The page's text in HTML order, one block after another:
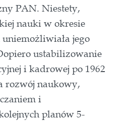
PAN. Niestety,
nauki w okresie
uniemożliwiała jego
ustabilizowanie
i kadrowej po 1962
rozwój naukowy,
i
planów 5-